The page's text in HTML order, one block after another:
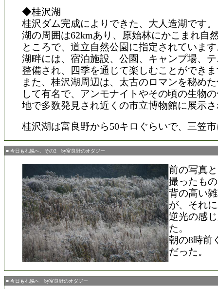
◆桂沢湖
桂沢ダム完成によりできた、大人造湖です。
湖の周囲は62kmあり、原始林にかこまれ自
ところで、道立自然公園に指定されていま
湖畔には、宿泊施設、公園、キャンプ場、
整備され、四季を通じて楽しむことができ
また、桂沢湖周辺は、太古のロマンを秘め
して有名で、アンモナイトやその頃の生物
地で多数発見され近くの市立博物館に展示
桂沢湖は富良野から50キロぐらいで、三笠
■ 今日も札幌へ、その2 by富良野のオダジー
前の写真
撮ったも
背の高い
が、それ
逆光の感
た。
朝の8時前
だった。
■ 今日も札幌へ by富良野のオダジー